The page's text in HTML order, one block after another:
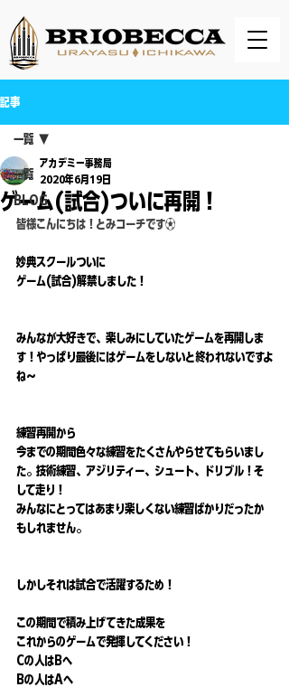
記事
一覧
BLOG
一覧
ゲーム(試合)ついに再開！
アカデミー事務局
2020年6月19日
皆様こんにちは！とみコーチです⚽️
妙典スクールついに
ゲーム(試合)解禁しました！
みんなが大好きで、楽しみにしていたゲームを再開しま
す！やっぱり最後にはゲームをしないと終われないですよ
ね〜
練習再開から
今までの期間色々な練習をたくさんやらせてもらいまし
た。技術練習、アジリティー、シュート、ドリブル！そ
して走り！
みんなにとってはあまり楽しくない練習ばかりだったか
もしれません。
しかしそれは試合で活躍するため！
この期間で積み上げてきた成果を
これからのゲームで発揮してください！
Cの人はBへ
Bの人はAへ